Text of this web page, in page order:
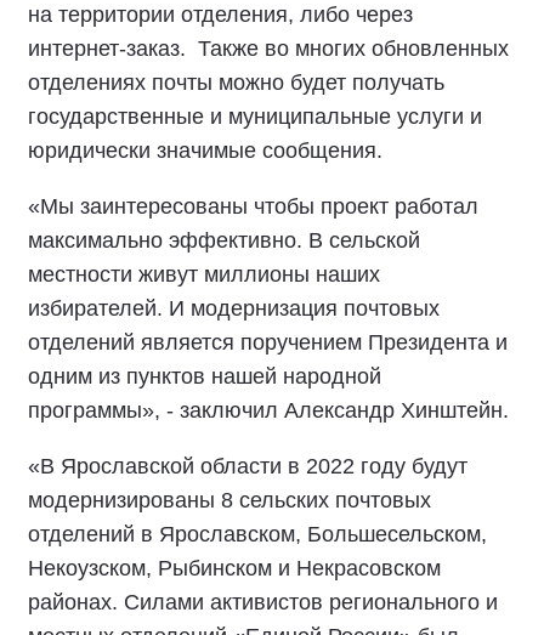
на территории отделения, либо через
интернет-заказ. Также во многих обновленных
отделениях почты можно будет получать
государственные и муниципальные услуги и
юридически значимые сообщения.
«Мы заинтересованы чтобы проект работал
максимально эффективно. В сельской
местности живут миллионы наших
избирателей. И модернизация почтовых
отделений является поручением Президента и
одним из пунктов нашей народной
программы», - заключил Александр Хинштейн.
«В Ярославской области в 2022 году будут
модернизированы 8 сельских почтовых
отделений в Ярославском, Большесельском,
Некоузском, Рыбинском и Некрасовском
районах. Силами активистов регионального и